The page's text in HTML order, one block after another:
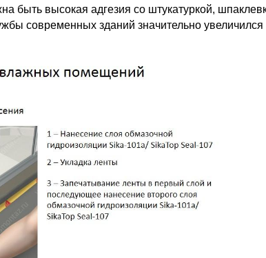
быть высокая адгезия со штукатуркой,
современных зданий значительно